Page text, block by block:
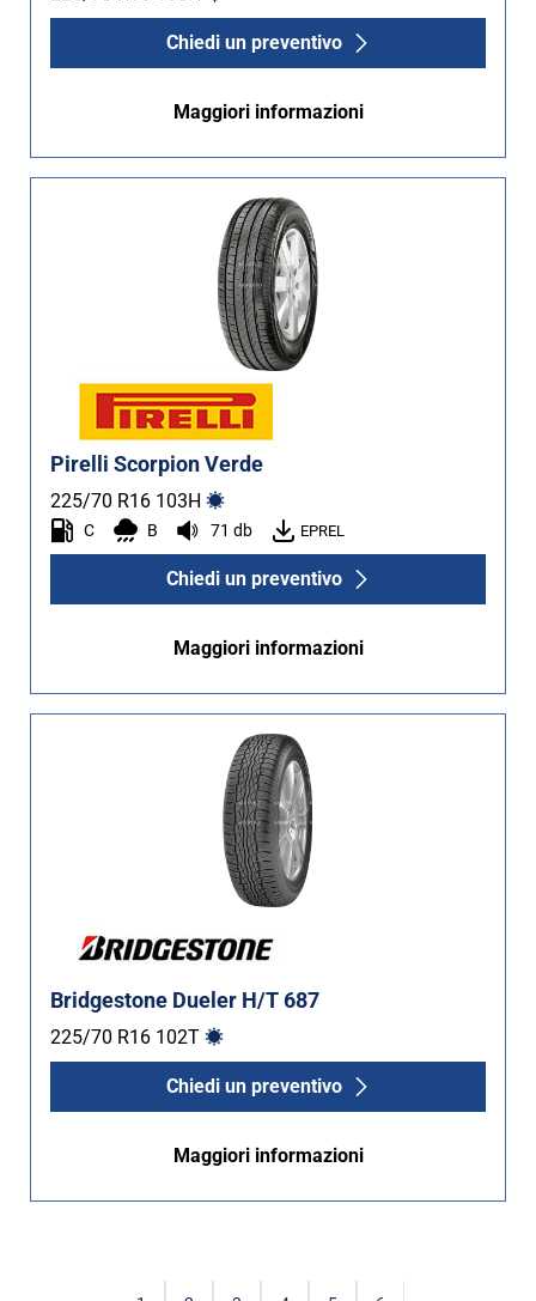
Chiedi un preventivo
Maggiori informazioni
Pirelli Scorpion Verde
225/70 R16 103H
C B 71 db EPREL
Chiedi un preventivo
Maggiori informazioni
Bridgestone Dueler H/T 687
225/70 R16 102T
Chiedi un preventivo
Maggiori informazioni